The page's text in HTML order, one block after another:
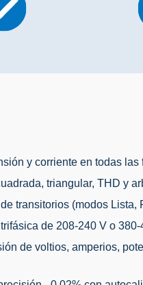
y corriente en todas las
triangular, THD y
transitorios (modos Lista,
de 208-240 V o
de voltios, amperios,